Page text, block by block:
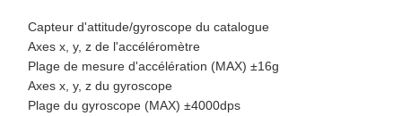
Capteur d'attitude/gyroscope du catalogue
Axes x, y, z de l'accéléromètre
Plage de mesure d'accélération (MAX) ±16g
Axes x, y, z du gyroscope
Plage du gyroscope (MAX) ±4000dps